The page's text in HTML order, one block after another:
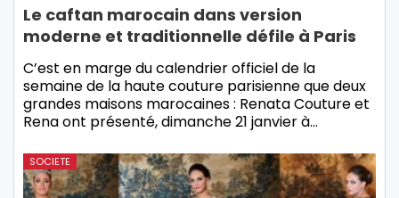
Le caftan marocain dans version
moderne et traditionnelle défile à Paris
C’est en marge du calendrier officiel de la
semaine de la haute couture parisienne que deux
grandes maisons marocaines : Renata Couture et
Rena ont présenté, dimanche 21 janvier à…
SOCIETE